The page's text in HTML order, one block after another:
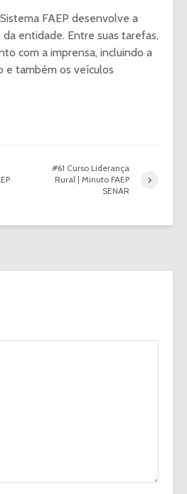
FAEP desenvolve a
entidade. Entre suas tarefas,
com a imprensa, incluindo a
e também os veículos
#61 Curso Liderança
Rural | Minuto FAEP
SENAR